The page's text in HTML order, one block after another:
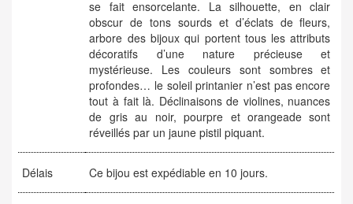
se fait ensorcelante. La silhouette, en clair
obscur de tons sourds et d’éclats de fleurs,
arbore des bijoux qui portent tous les attributs
décoratifs d’une nature précieuse et
mystérieuse. Les couleurs sont sombres et
profondes… le soleil printanier n’est pas encore
tout à fait là. Déclinaisons de violines, nuances
de gris au noir, pourpre et orangeade sont
réveillés par un jaune pistil piquant.
Délais Ce bijou est expédiable en 10 jours.